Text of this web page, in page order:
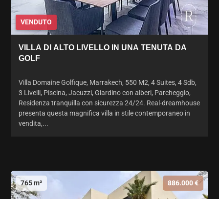
VENDUTO
VILLA DI ALTO LIVELLO IN UNA TENUTA DA
GOLF
Villa Domaine Golfique, Marrakech, 550 M2, 4 Suites, 4 Sdb,
3 Livelli, Piscina, Jacuzzi, Giardino con alberi, Parcheggio,
Residenza tranquilla con sicurezza 24/24. Real-dreamhouse
presenta questa magnifica villa in stile contemporaneo in
vendita,...
765 m² 886.000 €